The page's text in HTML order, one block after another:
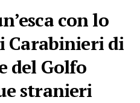
con lo
Carabinieri di
del Golfo
stranieri